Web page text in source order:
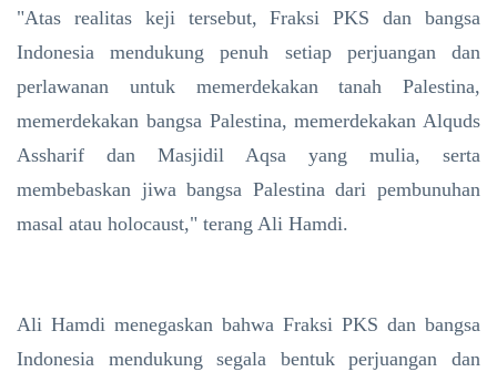
"Atas realitas keji tersebut, Fraksi PKS dan bangsa
Indonesia mendukung penuh setiap perjuangan dan
perlawanan untuk memerdekakan tanah Palestina,
memerdekakan bangsa Palestina, memerdekakan Alquds
Assharif dan Masjidil Aqsa yang mulia, serta
membebaskan jiwa bangsa Palestina dari pembunuhan
masal atau holocaust," terang Ali Hamdi.
Ali Hamdi menegaskan bahwa Fraksi PKS dan bangsa
Indonesia mendukung segala bentuk perjuangan dan